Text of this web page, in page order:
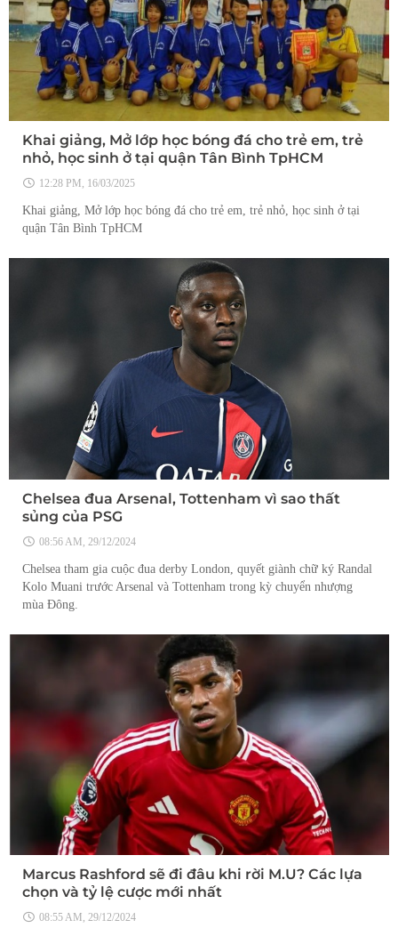
Khai giảng, Mở lớp học bóng đá cho trẻ em, trẻ
nhỏ, học sinh ở tại quận Tân Bình TpHCM
12:28 PM, 16/03/2025
Khai giảng, Mở lớp học bóng đá cho trẻ em, trẻ nhỏ, học sinh ở tại
quận Tân Bình TpHCM
Chelsea đua Arsenal, Tottenham vì sao thất
sủng của PSG
08:56 AM, 29/12/2024
Chelsea tham gia cuộc đua derby London, quyết giành chữ ký Randal
Kolo Muani trước Arsenal và Tottenham trong kỳ chuyển nhượng
mùa Đông.
Marcus Rashford sẽ đi đâu khi rời M.U? Các lựa
chọn và tỷ lệ cược mới nhất
08:55 AM, 29/12/2024